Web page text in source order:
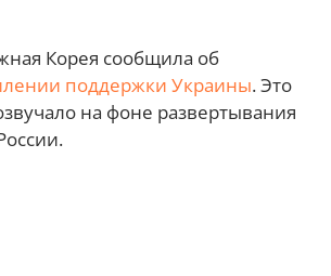
Корея сообщила об
поддержки Украины. Это
на фоне развертывания